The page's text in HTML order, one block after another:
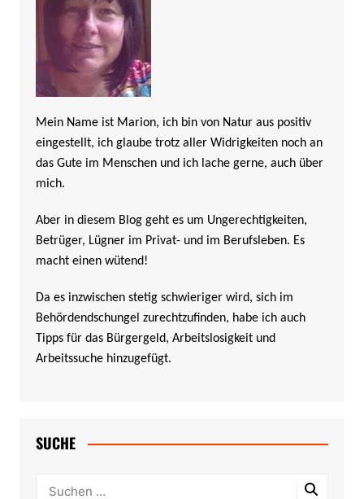
Mein Name ist Marion, ich bin von Natur aus positiv
eingestellt, ich glaube trotz aller Widrigkeiten noch an
das Gute im Menschen und ich lache gerne, auch über
mich.
Aber in diesem Blog geht es um Ungerechtigkeiten,
Betrüger, Lügner im Privat- und im Berufsleben. Es
macht einen wütend!
Da es inzwischen stetig schwieriger wird, sich im
Behördendschungel zurechtzufinden, habe ich auch
Tipps für das Bürgergeld, Arbeitslosigkeit und
Arbeitssuche hinzugefügt.
SUCHE